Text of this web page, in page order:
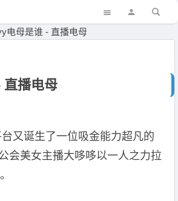
电母是谁 - 直播电母
直播电母
又诞生了一位吸金能力超凡的
会美女主播大哆哆以一人之力拉